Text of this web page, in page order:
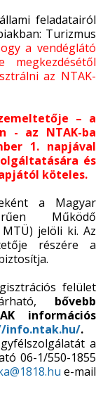
feladatairól
Turizmus
a vendéglátó
megkezdésétől
az NTAK-
– a
- az NTAK-ba
1. napjával
és
köteles.
a Magyar
Működő
jelöli ki. Az
részére a
felület
bővebb
információs
info.ntak.hu/.
a
06-1/550-1855
e-mail